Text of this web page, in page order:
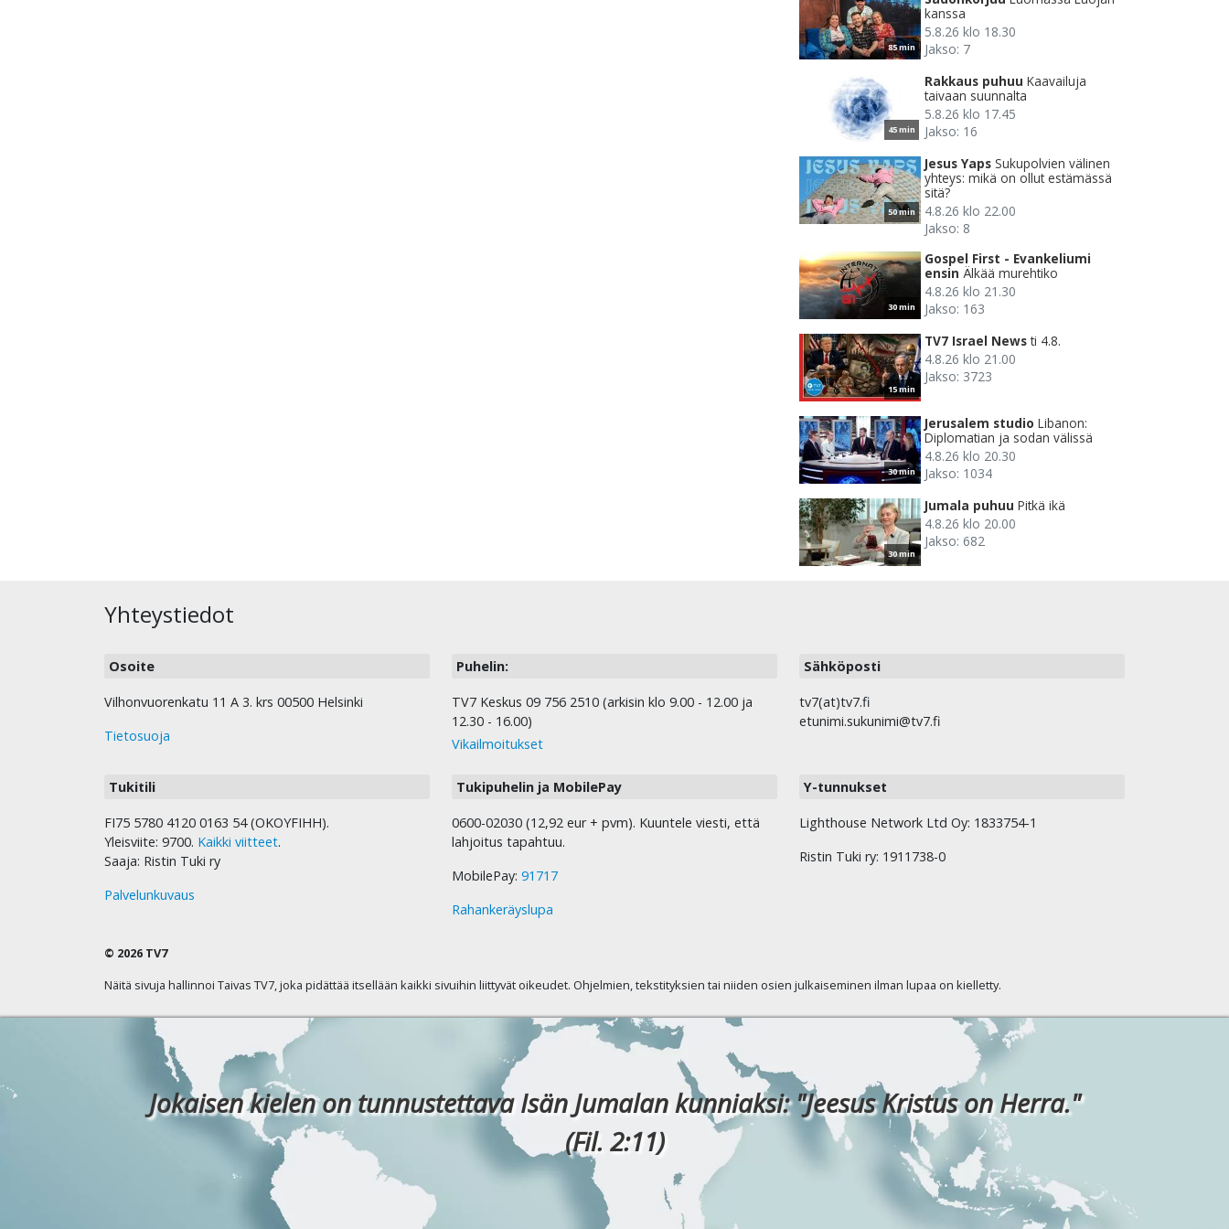
85 min
kanssa
5.8.26 klo 18.30
Jakso: 7
45 min
Rakkaus puhuu Kaavailuja
taivaan suunnalta
5.8.26 klo 17.45
Jakso: 16
50 min
Jesus Yaps Sukupolvien välinen
yhteys: mikä on ollut estämässä
sitä?
4.8.26 klo 22.00
Jakso: 8
30 min
Gospel First - Evankeliumi
ensin Älkää murehtiko
4.8.26 klo 21.30
Jakso: 163
15 min
TV7 Israel News ti 4.8.
4.8.26 klo 21.00
Jakso: 3723
30 min
Jerusalem studio Libanon:
Diplomatian ja sodan välissä
4.8.26 klo 20.30
Jakso: 1034
30 min
Jumala puhuu Pitkä ikä
4.8.26 klo 20.00
Jakso: 682
Yhteystiedot
Osoite
Vilhonvuorenkatu 11 A 3. krs 00500 Helsinki
Tietosuoja
Puhelin:
TV7 Keskus 09 756 2510 (arkisin klo 9.00 - 12.00 ja
12.30 - 16.00)
Vikailmoitukset
Sähköposti
tv7(at)tv7.fi
etunimi.sukunimi@tv7.fi
Tukitili
FI75 5780 4120 0163 54 (OKOYFIHH).
Yleisviite: 9700. Kaikki viitteet.
Saaja: Ristin Tuki ry
Palvelunkuvaus
Tukipuhelin ja MobilePay
0600-02030 (12,92 eur + pvm). Kuuntele viesti, että
lahjoitus tapahtuu.
MobilePay: 91717
Rahankeräyslupa
Y-tunnukset
Lighthouse Network Ltd Oy: 1833754-1
Ristin Tuki ry: 1911738-0
© 2026 TV7
Näitä sivuja hallinnoi Taivas TV7, joka pidättää itsellään kaikki sivuihin liittyvät oikeudet. Ohjelmien, tekstityksien tai niiden osien julkaiseminen ilman lupaa on kielletty.
Jokaisen kielen on tunnustettava Isän Jumalan kunniaksi: "Jeesus Kristus on Herra."
(Fil. 2:11)